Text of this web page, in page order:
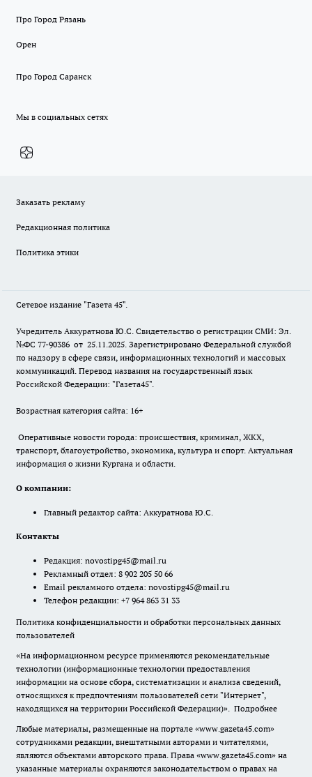
Про Город Рязань
Орен
Про Город Саранск
Мы в социальных сетях
Заказать рекламу
Редакционная политика
Политика этики
Сетевое издание "Газета 45".
Учредитель Аккуратнова Ю.С. Свидетельство о регистрации СМИ: Эл.
№ФС 77-90386 от 25.11.2025. Зарегистрировано Федеральной службой
по надзору в сфере связи, информационных технологий и массовых
коммуникаций. Перевод названия на государственный язык
Российской Федерации: "Газета45".
Возрастная категория сайта: 16+
Оперативные новости города: происшествия, криминал, ЖКХ,
транспорт, благоустройство, экономика, культура и спорт. Актуальная
информация о жизни Кургана и области.
О компании:
Главный редактор сайта: Аккуратнова Ю.С.
Контакты
Редакция: novostipg45@mail.ru
Рекламный отдел: 8 902 205 50 66
Email рекламного отдела: novostipg45@mail.ru
Телефон редакции: +7 964 863 31 33
Политика конфиденциальности и обработки персональных данных
пользователей
«На информационном ресурсе применяются рекомендательные
технологии (информационные технологии предоставления
информации на основе сбора, систематизации и анализа сведений,
относящихся к предпочтениям пользователей сети "Интернет",
находящихся на территории Российской Федерации)». Подробнее
Любые материалы, размещенные на портале «www.gazeta45.com»
сотрудниками редакции, внештатными авторами и читателями,
являются объектами авторского права. Права «www.gazeta45.com» на
указанные материалы охраняются законодательством о правах на